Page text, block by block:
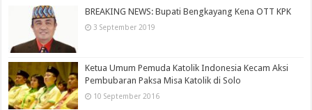
BREAKING NEWS: Bupati Bengkayang Kena OTT KPK
3 September 2019
Ketua Umum Pemuda Katolik Indonesia Kecam Aksi
Pembubaran Paksa Misa Katolik di Solo
10 September 2016